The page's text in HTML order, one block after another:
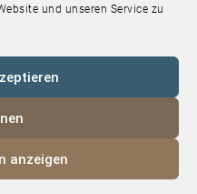
und unseren Service zu
anzeigen
sacrum.org
Ver Sacrum